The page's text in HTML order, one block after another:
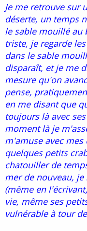
Je me retrouve sur
déserte, un temps
le sable mouillé au
triste, je regarde
dans le sable
disparaît, et je me
mesure qu'on
pense,
en me disant que
toujours là avec
moment là je
m'amuse avec
quelques petits
chatouiller de
mer de nouveau,
(même en
vie, même ses
vulnérable à tour